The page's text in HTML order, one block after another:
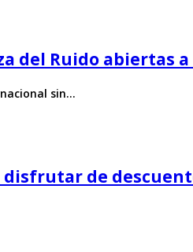
del Ruido abiertas
sin…
disfrutar de